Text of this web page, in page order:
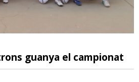
guanya el campionat